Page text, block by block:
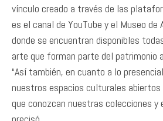
vínculo creado a través de las
es el canal de YouTube y el Museo de
donde se encuentran disponibles
arte que forman parte del patrimonio
“Así también, en cuanto a lo
nuestros espacios culturales abiertos
que conozcan nuestras colecciones y